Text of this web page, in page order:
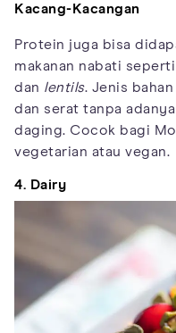
Kacang-Kacangan
Protein juga bisa
makanan nabati
dan lentils. Jenis
dan serat tanpa
daging. Cocok bagi
vegetarian atau vegan.
4. Dairy